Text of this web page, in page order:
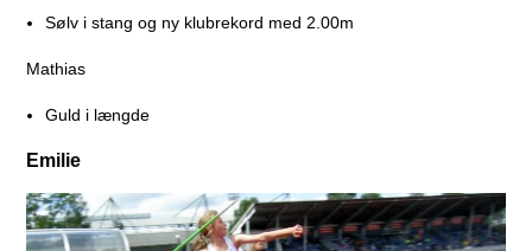
Sølv i stang og ny klubrekord med 2.00m
Mathias
Guld i længde
Emilie